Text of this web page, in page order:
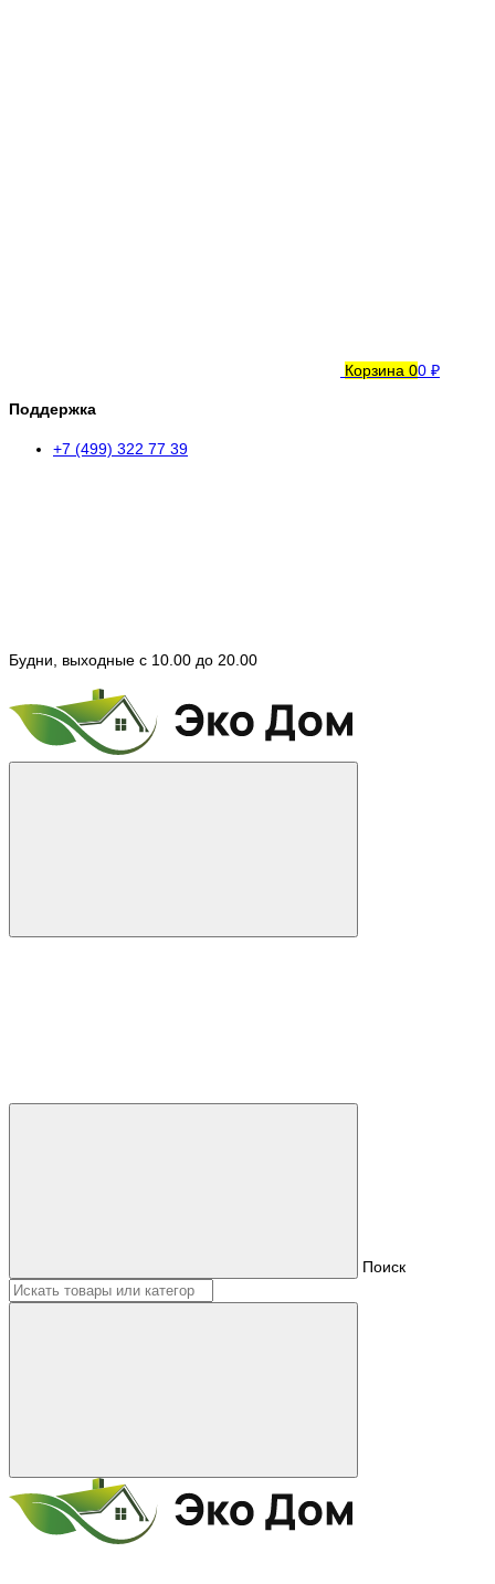
Корзина 00 ₽
Поддержка
+7 (499) 322 77 39
Будни, выходные с 10.00 до 20.00
Поиск